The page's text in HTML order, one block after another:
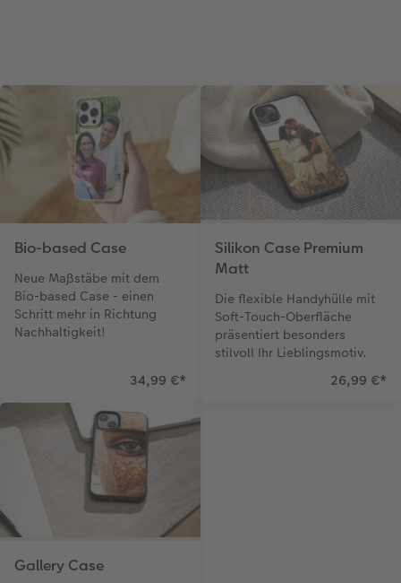
Bio-based Case
Neue Maßstäbe mit dem
Bio-based Case - einen
Schritt mehr in Richtung
Nachhaltigkeit!
34,99 €*
Silikon Case Premium
Matt
Die flexible Handyhülle mit
Soft-Touch-Oberfläche
präsentiert besonders
stilvoll Ihr Lieblingsmotiv.
26,99 €*
Gallery Case